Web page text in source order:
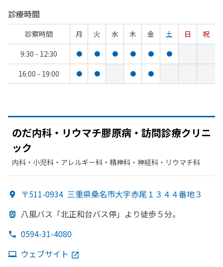
診療時間
診察時間 月 火 水 木 金 土 日
祝
9:30 - 12:30
● ● ● ● ● ●
16:00 - 19:00 ● ● ● ●
のだ内科・リウマチ膠原病・訪問診療クリニ
ック
内科・​小児科・​アレルギー科・​精神科・神経科・​リウマチ科
〒511-0934 三重県桑名市大字赤尾１３４４番地３
八風バス「北正和台バス停」より徒歩５分。
0594-31-4080
ウェブサイト